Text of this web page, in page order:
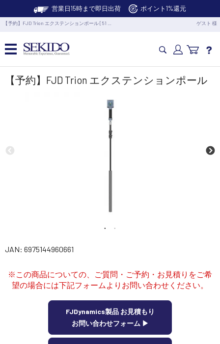
営業日15時まで即日出荷 ポイント1%還元
【予約】FJD Trion エクステンションポール [51 … ゲスト 様
カメラドローン・生活家電
業務用ドローン・業務関連製品
講習会･国家資格･WEBセミナー
サポート・Q&A / 法人・学生のお客様
取扱店舗一覧
【予約】FJD Trion エクステンションポール
JAN: 6975144960661
※この商品についての、ご質問・ご予約・お見積りをご希
望の場合には下記フォームよりお問い合わせください。
FJDynamics製品 お見積もり
お問い合わせフォーム ▶︎